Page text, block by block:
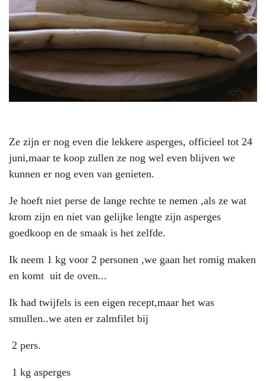
Ze zijn er nog even die lekkere asperges, officieel tot 24
juni,maar te koop zullen ze nog wel even blijven we
kunnen er nog even van genieten.
Je hoeft niet perse de lange rechte te nemen ,als ze wat
krom zijn en niet van gelijke lengte zijn asperges
goedkoop en de smaak is het zelfde.
Ik neem 1 kg voor 2 personen ,we gaan het romig maken
en komt uit de oven...
Ik had twijfels is een eigen recept,maar het was
smullen..we aten er zalmfilet bij
2 pers.
1 kg asperges